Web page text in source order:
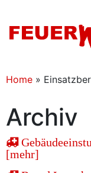
Home »
Archiv
[mehr]